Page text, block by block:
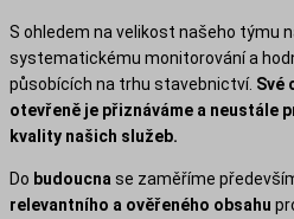
S ohledem na velikost našeho týmu
systematickému monitorování a
působících na trhu stavebnictví. Své
otevřeně je přiznáváme a neustále
kvality našich služeb.
Do budoucna se zaměříme
relevantního a ověřeného obsahu